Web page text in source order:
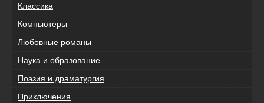
Классика
Компьютеры
Любовные романы
Наука и образование
Поэзия и драматургия
Приключения